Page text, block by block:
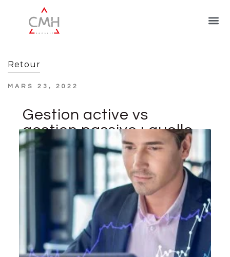
Retour
MARS 23, 2022
Gestion active vs
gestion passive : quelle
performance des
portefeuilles en 2021 ?